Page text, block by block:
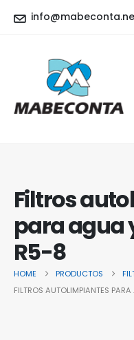
Filtros
para agua
R5-8
HOME PRODUCTOS
FILTROS AUTOLIMPIANTES